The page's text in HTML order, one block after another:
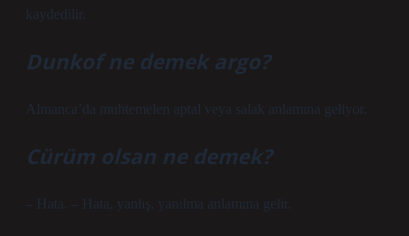
kaydedilir.
Dunkof ne demek argo?
Almanca’da muhtemelen aptal veya salak anlamına geliyor.
Cürüm olsan ne demek?
– Hata. – Hata, yanlış, yanılma anlamına gelir.